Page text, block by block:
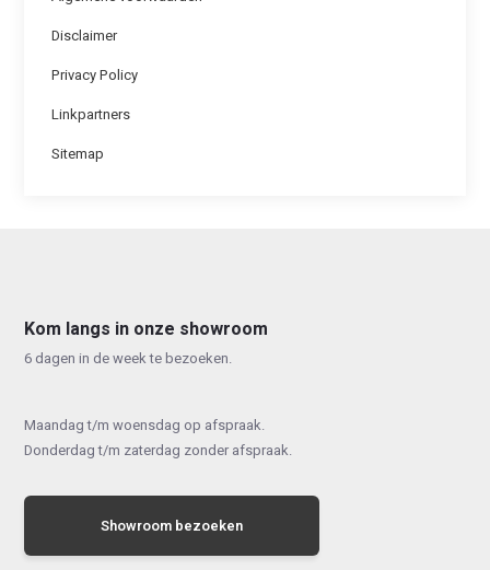
Disclaimer
Privacy Policy
Linkpartners
Sitemap
Kom langs in onze showroom
6 dagen in de week te bezoeken.
Maandag t/m woensdag op afspraak.
Donderdag t/m zaterdag zonder afspraak.
Showroom bezoeken